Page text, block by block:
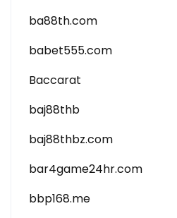
ba88th.com
babet555.com
Baccarat
baj88thb
baj88thbz.com
bar4game24hr.com
bbp168.me